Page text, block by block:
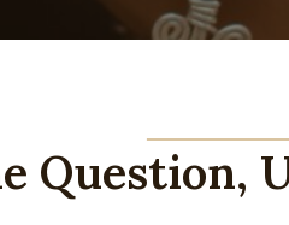
Question,